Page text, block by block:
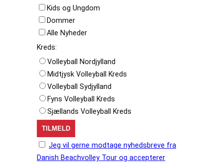
Kids og Ungdom
Dommer
Alle Nyheder
Kreds:
Volleyball Nordjylland
Midtjysk Volleyball Kreds
Volleyball Sydjylland
Fyns Volleyball Kreds
Sjællands Volleyball Kreds
Jeg vil gerne modtage nyhedsbreve fra
Danish Beachvolley Tour og accepterer